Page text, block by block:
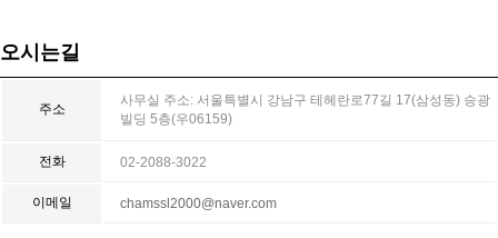
오시는길
주소
사무실 주소: 서울특별시 강남구 테헤란로77길 17(삼성동) 승광
빌딩 5층(우06159)
전화 02-2088-3022
이메일 chamssl2000@naver.com